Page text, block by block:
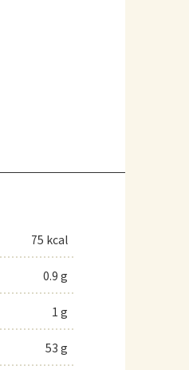
75 kcal
0.9 g
1 g
53 g